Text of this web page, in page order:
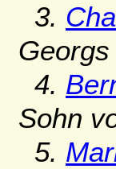
3.
4.
Sohn
5.